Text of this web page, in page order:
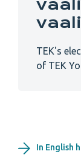
TEK's
of TEK
In English